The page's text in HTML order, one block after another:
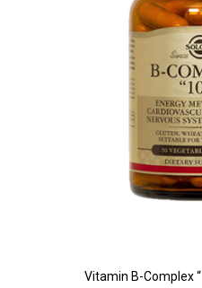
Vitamin B-Complex